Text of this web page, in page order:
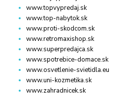
www.topvypredaj.sk
www.top-nabytok.sk
www.proti-skodcom.sk
www.retromaxishop.sk
www.superpredajca.sk
www.spotrebice-domace.sk
www.osvetlenie-svietidla.eu
www.uni-kozmetika.sk
www.zahradnicek.sk